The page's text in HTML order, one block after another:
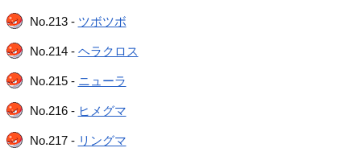
No.213 - ツボツボ
No.214 - ヘラクロス
No.215 - ニューラ
No.216 - ヒメグマ
No.217 - リングマ